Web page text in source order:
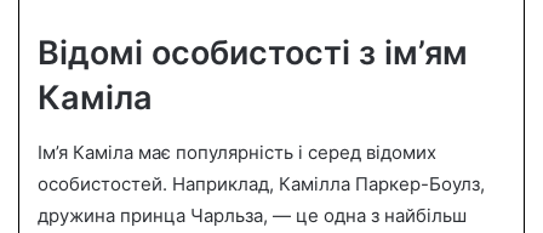
Відомі особистості з ім’ям
Каміла
Ім’я Каміла має популярність і серед відомих
особистостей. Наприклад, Камілла Паркер-Боулз,
дружина принца Чарльза, — це одна з найбільш